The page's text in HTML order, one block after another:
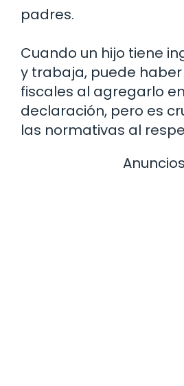
padres.
Cuando un hijo tiene
y trabaja, puede
fiscales al agregarlo
declaración, pero es
las normativas al
Anuncios